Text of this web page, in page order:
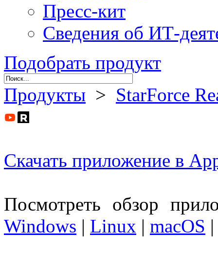
Пресс-кит
Сведения об ИТ-
Подобрать продукт
Продукты > StarForce
Скачать приложение в
Посмотреть обзор
Windows | Linux | macOS |